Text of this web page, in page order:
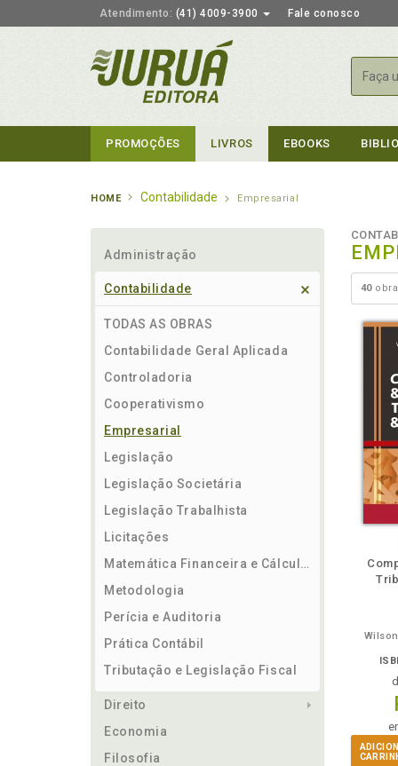
Atendimento: (41) 4009-3900 Fale conosco
PROMOÇÕES LIVROS EBOOKS
HOME Contabilidade Empresarial
Administração
Contabilidade
TODAS AS OBRAS
Contabilidade Geral Aplicada
Controladoria
Cooperativismo
Empresarial
Legislação
Legislação Societária
Legislação Trabalhista
Licitações
Matemática Financeira e Cálculos
Metodologia
Perícia e Auditoria
Prática Contábil
Tributação e Legislação Fiscal
Direito
Economia
Filosofia
40
Também